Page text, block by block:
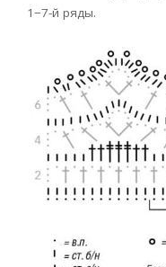
1−7-й ряды.